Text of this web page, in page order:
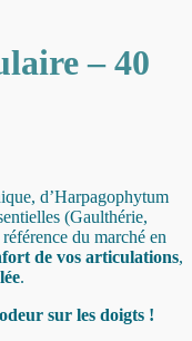
– 40
d’Harpagophytum
(Gaulthérie,
du marché en
de vos articulations,
.
sur les doigts !